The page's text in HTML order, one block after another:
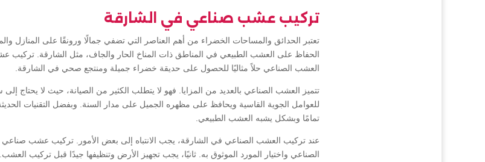
تركيب عشب صناعي في الشارقة
تعتبر الحدائق والمساحات الخضراء من أهم العناصر التي تضفي جمالًا ورونقًا على المنازل
الحفاظ على العشب الطبيعي في المناطق ذات المناخ الحار والجاف، مثل الشارقة. تركيب
العشب الصناعي حلاً مثاليًا للحصول على حديقة خضراء جميلة ومنتجع صحي في الشارقة.
تتميز العشب الصناعي بالعديد من المزايا. فهو لا يتطلب الكثير من الصيانة، حيث لا يحتاج
للعوامل الجوية القاسية ويحافظ على مظهره الجميل على مدار السنة. وبفضل التقنيات
تمامًا وبشكل يشبه العشب الطبيعي.
عند تركيب العشب الصناعي في الشارقة، يجب الانتباه إلى بعض الأمور. تركيب عشب صناعي
الصناعي واختيار المورد الموثوق به. ثانيًا، يجب تجهيز الأرض وتنظيفها جيدًا قبل تركيب